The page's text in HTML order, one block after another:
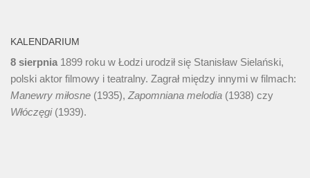
KALENDARIUM
8 sierpnia 1899 roku w Łodzi urodził się Stanisław Sielański,
polski aktor filmowy i teatralny. Zagrał między innymi w filmach:
Manewry miłosne (1935), Zapomniana melodia (1938) czy
Włóczęgi(1939).